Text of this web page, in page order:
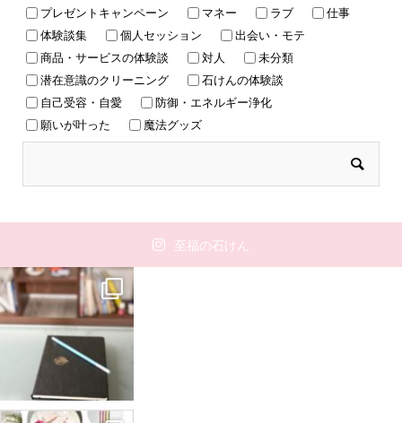
プレゼントキャンペーン
マネー ラブ
仕事
体験談集
個人セッション
出会い・モテ
商品・サービスの体験談
対人
未分類
潜在意識のクリーニング
石けんの体験談
自己受容・自愛
防御・エネルギー浄化
願いが叶った
魔法グッズ
至福の石けん